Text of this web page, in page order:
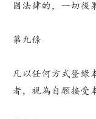
國法律的，一切後
第九條
凡以任何方式登錄
者，視為自願接受